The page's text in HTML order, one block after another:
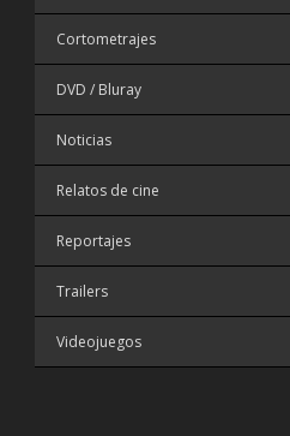
Cortometrajes
DVD / Bluray
Noticias
Relatos de cine
Reportajes
Trailers
Videojuegos